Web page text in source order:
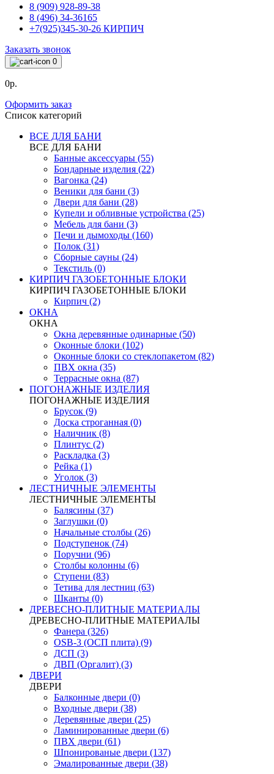
8 (909) 928-89-38
8 (496) 34-36165
+7(925)345-30-26 КИРПИЧ
Заказать звонок
0
0р.
Оформить заказ
Список категорий
ВСЕ ДЛЯ БАНИ
ВСЕ ДЛЯ БАНИ
Банные аксессуары (55)
Бондарные изделия (22)
Вагонка (24)
Веники для бани (3)
Двери для бани (28)
Купели и обливные устройства (25)
Мебель для бани (3)
Печи и дымоходы (160)
Полок (31)
Сборные сауны (24)
Текстиль (0)
КИРПИЧ ГАЗОБЕТОННЫЕ БЛОКИ
КИРПИЧ ГАЗОБЕТОННЫЕ БЛОКИ
Кирпич (2)
ОКНА
ОКНА
Окна деревянные одинарные (50)
Оконные блоки (102)
Оконные блоки со стеклопакетом (82)
ПВХ окна (35)
Террасные окна (87)
ПОГОНАЖНЫЕ ИЗДЕЛИЯ
ПОГОНАЖНЫЕ ИЗДЕЛИЯ
Брусок (9)
Доска строганная (0)
Наличник (8)
Плинтус (2)
Раскладка (3)
Рейка (1)
Уголок (3)
ЛЕСТНИЧНЫЕ ЭЛЕМЕНТЫ
ЛЕСТНИЧНЫЕ ЭЛЕМЕНТЫ
Балясины (37)
Заглушки (0)
Начальные столбы (26)
Подступенок (74)
Поручни (96)
Столбы колонны (6)
Ступени (83)
Тетива для лестниц (63)
Шканты (0)
ДРЕВЕСНО-ПЛИТНЫЕ МАТЕРИАЛЫ
ДРЕВЕСНО-ПЛИТНЫЕ МАТЕРИАЛЫ
Фанера (326)
OSB-3 (ОСП плита) (9)
ДСП (3)
ДВП (Оргалит) (3)
ДВЕРИ
ДВЕРИ
Балконные двери (0)
Входные двери (38)
Деревянные двери (25)
Ламинированные двери (6)
ПВХ двери (61)
Шпонированые двери (137)
Эмалированные двери (38)